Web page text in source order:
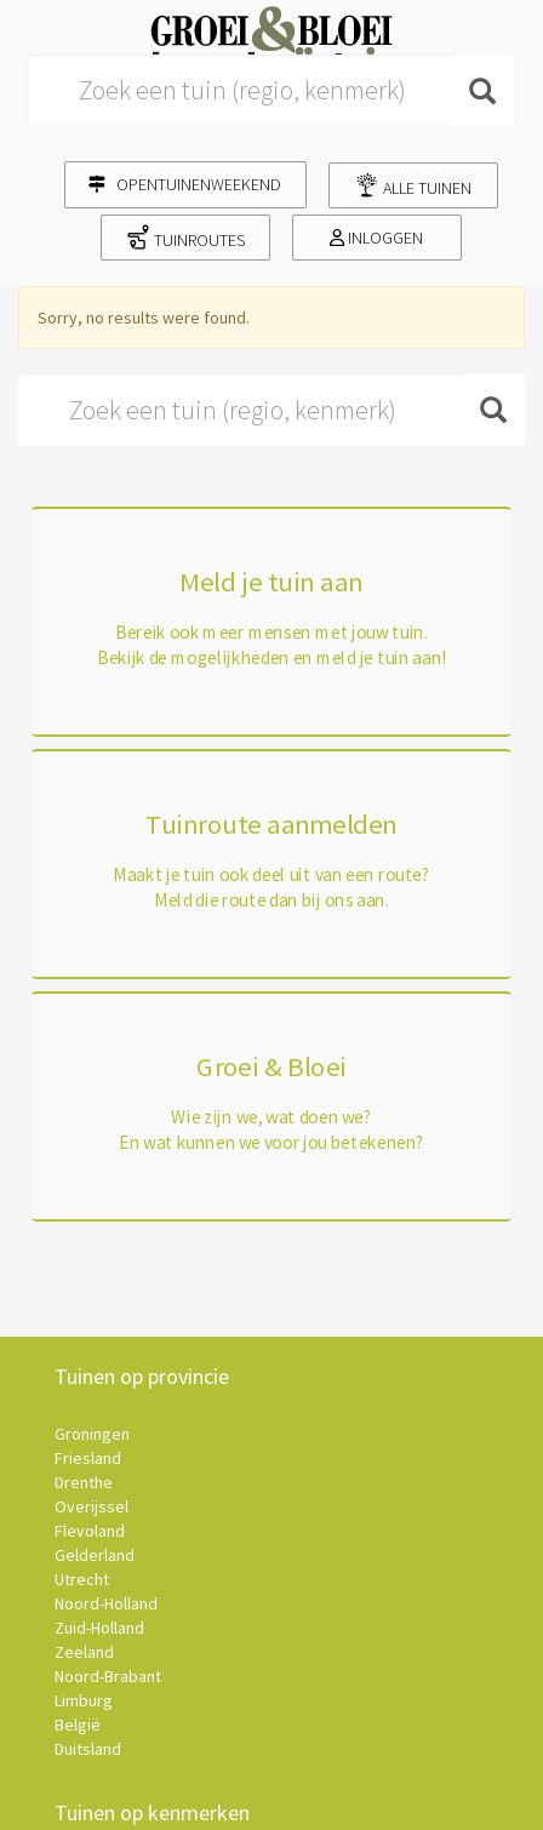
OPENTUINENWEEKEND ALLE TUINEN
TUINROUTES INLOGGEN
Sorry, no results were found.
Meld je tuin aan
Bereik ook meer mensen met jouw tuin.
Bekijk de mogelijkheden en meld je tuin aan!
Tuinroute aanmelden
Maakt je tuin ook deel uit van een route?
Meld die route dan bij ons aan.
Groei & Bloei
Wie zijn we, wat doen we?
En wat kunnen we voor jou betekenen?
Tuinen op provincie
Groningen
Friesland
Drenthe
Overijssel
Flevoland
Gelderland
Utrecht
Noord-Holland
Zuid-Holland
Zeeland
Noord-Brabant
Limburg
België
Duitsland
Tuinen op kenmerken